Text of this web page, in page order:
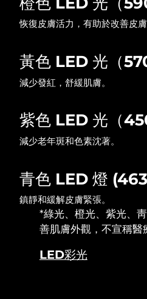
恢復皮膚活力，有助於改善皮膚
黃色 LED 光（
減少發紅，舒緩肌膚。
紫色 LED 光（
減少老年斑和色素沈著。
青色 LED 燈
鎮靜和緩解皮膚緊張。
*綠光、橙光、紫光、
善肌膚外觀，不宣稱醫
LED彩光
菲律賓
波蘭
葡萄牙
波多黎各
卡達
留尼旺
羅馬尼亞
俄羅斯
沙烏地阿拉伯